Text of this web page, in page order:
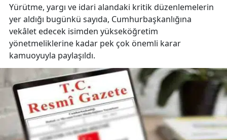
Yürütme, yargı ve idari alandaki kritik düzenlemelerin
yer aldığı bugünkü sayıda, Cumhurbaşkanlığına
vekâlet edecek isimden yükseköğretim
yönetmeliklerine kadar pek çok önemli karar
kamuoyuyla paylaşıldı.